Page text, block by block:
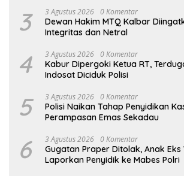
3 3 Agustus 2026 0 Komentar
Dewan Hakim MTQ Kalbar
Integritas dan Netral
4 3 Agustus 2026 0 Komentar
Kabur Dipergoki Ketua RT,
Indosat Diciduk Polisi
5 3 Agustus 2026 0 Komentar
Polisi Naikan Tahap Penyidikan
Perampasan Emas Sekadau
6 3 Agustus 2026 0 Komentar
Gugatan Praper Ditolak, Anak
Laporkan Penyidik ke Mabes Polri